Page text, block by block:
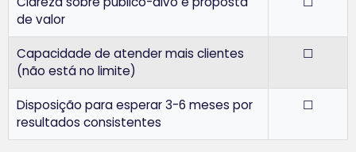
de valor
Capacidade de atender mais clientes
(não está no limite)
☐
Disposição para esperar 3-6 meses por
resultados consistentes
☐